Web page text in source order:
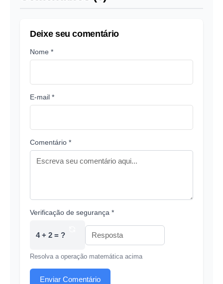
Deixe seu comentário
Nome *
E-mail *
Comentário *
Verificação de segurança *
4 + 2 = ?
Resolva a operação matemática acima
Enviar Comentário